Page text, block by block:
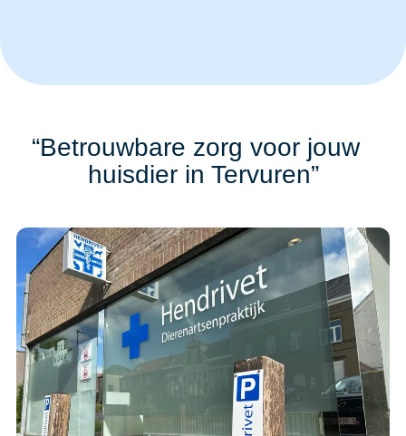
“Betrouwbare zorg voor jouw
huisdier in Tervuren”